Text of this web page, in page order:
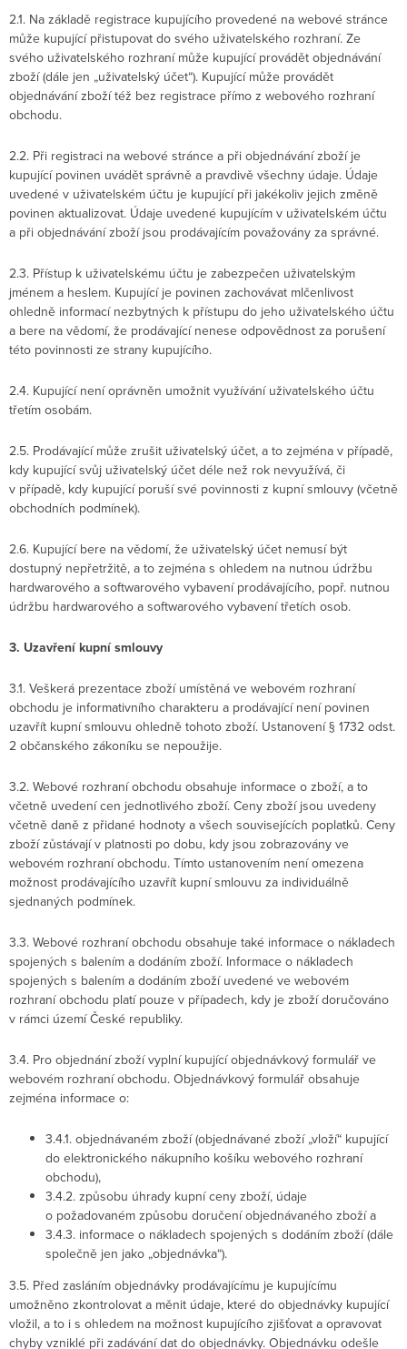
2.1. Na základě registrace kupujícího provedené na webové stránce
může kupující přistupovat do svého uživatelského rozhraní. Ze
svého uživatelského rozhraní může kupující provádět objednávání
zboží (dále jen „uživatelský účet“). Kupující může provádět
objednávání zboží též bez registrace přímo z webového rozhraní
obchodu.
2.2. Při registraci na webové stránce a při objednávání zboží je
kupující povinen uvádět správně a pravdivě všechny údaje. Údaje
uvedené v uživatelském účtu je kupující při jakékoliv jejich změně
povinen aktualizovat. Údaje uvedené kupujícím v uživatelském účtu
a při objednávání zboží jsou prodávajícím považovány za správné.
2.3. Přístup k uživatelskému účtu je zabezpečen uživatelským
jménem a heslem. Kupující je povinen zachovávat mlčenlivost
ohledně informací nezbytných k přístupu do jeho uživatelského účtu
a bere na vědomí, že prodávající nenese odpovědnost za porušení
této povinnosti ze strany kupujícího.
2.4. Kupující není oprávněn umožnit využívání uživatelského účtu
třetím osobám.
2.5. Prodávající může zrušit uživatelský účet, a to zejména v případě,
kdy kupující svůj uživatelský účet déle než rok nevyužívá, či
v případě, kdy kupující poruší své povinnosti z kupní smlouvy (včetně
obchodních podmínek).
2.6. Kupující bere na vědomí, že uživatelský účet nemusí být
dostupný nepřetržitě, a to zejména s ohledem na nutnou údržbu
hardwarového a softwarového vybavení prodávajícího, popř. nutnou
údržbu hardwarového a softwarového vybavení třetích osob.
3. Uzavření kupní smlouvy
3.1. Veškerá prezentace zboží umístěná ve webovém rozhraní
obchodu je informativního charakteru a prodávající není povinen
uzavřít kupní smlouvu ohledně tohoto zboží. Ustanovení § 1732 odst.
2 občanského zákoníku se nepoužije.
3.2. Webové rozhraní obchodu obsahuje informace o zboží, a to
včetně uvedení cen jednotlivého zboží. Ceny zboží jsou uvedeny
včetně daně z přidané hodnoty a všech souvisejících poplatků. Ceny
zboží zůstávají v platnosti po dobu, kdy jsou zobrazovány ve
webovém rozhraní obchodu. Tímto ustanovením není omezena
možnost prodávajícího uzavřít kupní smlouvu za individuálně
sjednaných podmínek.
3.3. Webové rozhraní obchodu obsahuje také informace o nákladech
spojených s balením a dodáním zboží. Informace o nákladech
spojených s balením a dodáním zboží uvedené ve webovém
rozhraní obchodu platí pouze v případech, kdy je zboží doručováno
v rámci území České republiky.
3.4. Pro objednání zboží vyplní kupující objednávkový formulář ve
webovém rozhraní obchodu. Objednávkový formulář obsahuje
zejména informace o:
3.4.1. objednávaném zboží (objednávané zboží „vloží“ kupující
do elektronického nákupního košíku webového rozhraní
obchodu),
3.4.2. způsobu úhrady kupní ceny zboží, údaje
o požadovaném způsobu doručení objednávaného zboží a
3.4.3. informace o nákladech spojených s dodáním zboží (dále
společně jen jako „objednávka“).
3.5. Před zasláním objednávky prodávajícímu je kupujícímu
umožněno zkontrolovat a měnit údaje, které do objednávky kupující
vložil, a to i s ohledem na možnost kupujícího zjišťovat a opravovat
chyby vzniklé při zadávání dat do objednávky. Objednávku odešle